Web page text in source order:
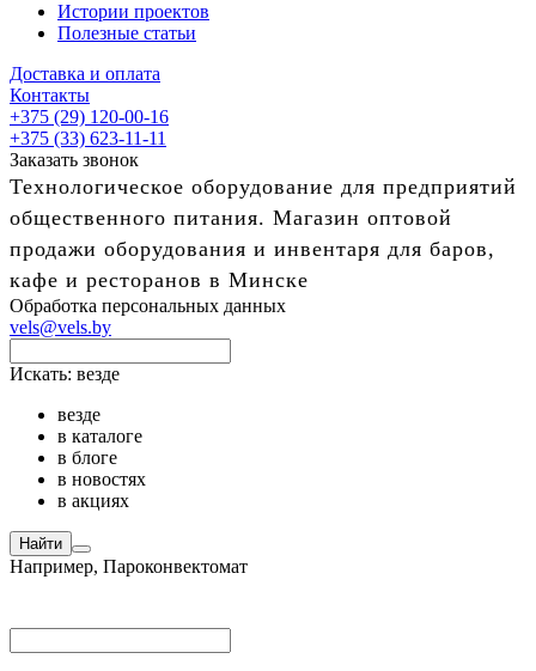
Истории проектов
Полезные статьи
Доставка и оплата
Контакты
+375 (29) 120-00-16
+375 (33) 623-11-11
Заказать звонок
Технологическое оборудование для предприятий
общественного питания. Магазин оптовой
продажи оборудования и инвентаря для баров,
кафе и ресторанов в Минске
Обработка персональных данных
vels@vels.by
Искать: везде
везде
в каталоге
в блоге
в новостях
в акциях
Найти
Например, Пароконвектомат